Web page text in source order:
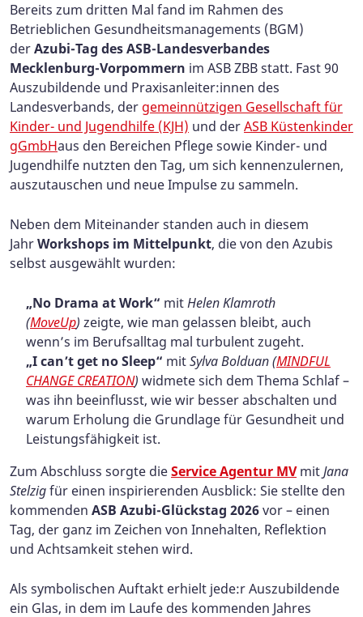
Bereits zum dritten Mal fand im Rahmen des
Betrieblichen Gesundheitsmanagements (BGM)
derAzubi-Tag des ASB-Landesverbandes
Mecklenburg-Vorpommern im ASB ZBB statt. Fast 90
Auszubildende und Praxisanleiter:innen des
Landesverbands, der gemeinnützigen Gesellschaft für
Kinder- und Jugendhilfe (KJH) und derASB Küstenkinder
gGmbHaus den Bereichen Pflege sowie Kinder- und
Jugendhilfe nutzten den Tag, um sich kennenzulernen,
auszutauschen und neue Impulse zu sammeln.
Neben dem Miteinander standen auch in diesem
JahrWorkshops im Mittelpunkt, die von den Azubis
selbst ausgewählt wurden:
„No Drama at Work“ mitHelen Klamroth
(MoveUp) zeigte, wie man gelassen bleibt, auch
wenn’s im Berufsalltag mal turbulent zugeht.
„I can’t get no Sleep“ mitSylva Bolduan (MINDFUL
CHANGE CREATION) widmete sich dem Thema Schlaf –
was ihn beeinflusst, wie wir besser abschalten und
warum Erholung die Grundlage für Gesundheit und
Leistungsfähigkeit ist.
Zum Abschluss sorgte dieService Agentur MVmitJana
Stelzigfür einen inspirierenden Ausblick: Sie stellte den
kommenden ASB Azubi-Glückstag 2026vor – einen
Tag, der ganz im Zeichen von Innehalten, Reflektion
und Achtsamkeit stehen wird.
Als symbolischen Auftakt erhielt jede:r Auszubildende
ein Glas, in dem im Laufe des kommenden Jahres